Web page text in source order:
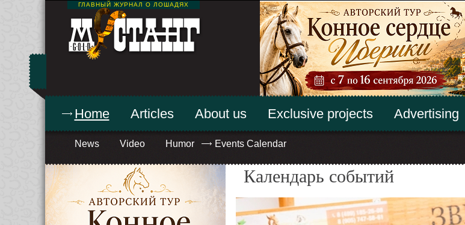
ГЛАВНЫЙ ЖУРНАЛ О ЛОШАДЯХ
Home
News Video Humor Events Calendar
Articles About us Exclusive projects Advertising
Календарь событий